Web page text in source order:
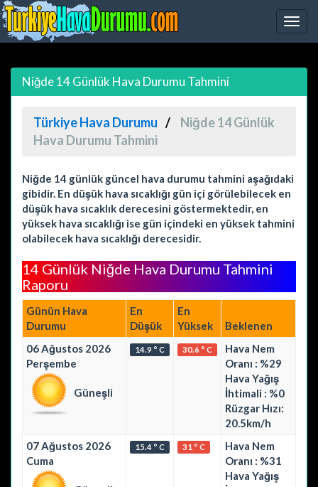
Niğde 14 Günlük Hava Durumu Tahmini
Türkiye Hava Durumu
Niğde 14 Günlük
Hava Durumu Tahmini
Niğde 14 günlük güncel hava durumu tahmini aşağıdaki
gibidir. En düşük hava sıcaklığı gün içi görülebilecek en
düşük hava sıcaklık derecesini göstermektedir, en
yüksek hava sıcaklığı ise gün içindeki en yüksek tahmini
olabilecek hava sıcaklığı derecesidir.
14 Günlük Niğde Hava Durumu Tahmini
Raporu
Günün Hava
Durumu
En
Düşük
En
Yüksek
Beklenen
06 Ağustos 2026
Perşembe
Güneşli
14.9 ° C 30.6 ° C
Hava Nem
Oranı : %29
Hava Yağış
İhtimali : %0
Rüzgar Hızı:
20.5km/h
07 Ağustos 2026
Cuma
15.4 ° C 31 ° C
Hava Nem
Oranı : %31
Hava Yağış